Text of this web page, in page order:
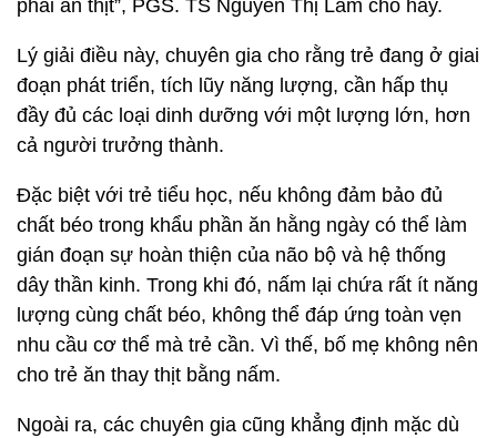
phải ăn thịt”, PGS. TS Nguyễn Thị Lâm cho hay.
Lý giải điều này, chuyên gia cho rằng trẻ đang ở giai
đoạn phát triển, tích lũy năng lượng, cần hấp thụ
đầy đủ các loại dinh dưỡng với một lượng lớn, hơn
cả người trưởng thành.
Đặc biệt với trẻ tiểu học, nếu không đảm bảo đủ
chất béo trong khẩu phần ăn hằng ngày có thể làm
gián đoạn sự hoàn thiện của não bộ và hệ thống
dây thần kinh. Trong khi đó, nấm lại chứa rất ít năng
lượng cùng chất béo, không thể đáp ứng toàn vẹn
nhu cầu cơ thể mà trẻ cần. Vì thế, bố mẹ không nên
cho trẻ ăn thay thịt bằng nấm.
Ngoài ra, các chuyên gia cũng khẳng định mặc dù